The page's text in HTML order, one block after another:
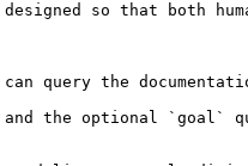
so that both
the
and the optional `goal`